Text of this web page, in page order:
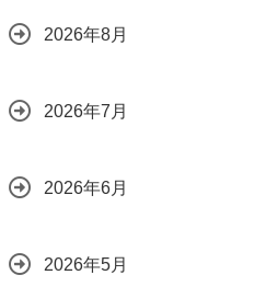
取り”「ミックスコ
ート」と弱点克服
2026.07.28
2026年8月
2026年7月
2026年6月
2026年5月